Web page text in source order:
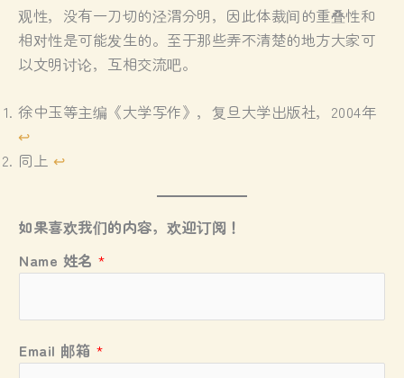
观性，没有一刀切的泾渭分明，因此体裁间的重叠性和
相对性是可能发生的。至于那些弄不清楚的地方大家可
以文明讨论，互相交流吧。
徐中玉等主编《大学写作》，复旦大学出版社，2004年
↩︎
同上 ↩︎
如果喜欢我们的内容，欢迎订阅！
Name 姓名 *
邮
箱
Email 邮箱 *